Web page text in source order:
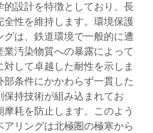
設計を特徴としており、長
性を維持します。環境保護
は、鉄道環境で一般的に遭
汚染物質への暴露によって
して卓越した耐性を示しま
条件にかかわらず一貫した
持技術が組み込まれてお
耗を防止します。このよう
リングは北極圏の極寒から